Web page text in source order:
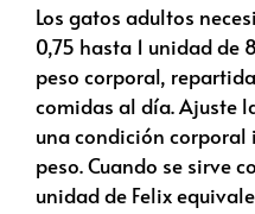
Los gatos adultos
0,75 hasta 1 unidad de
peso corporal,
comidas al día. Ajuste
una condición corporal
peso. Cuando se sirve
unidad de Felix